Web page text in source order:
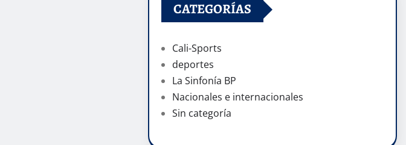
CATEGORÍAS
Cali-Sports
deportes
La Sinfonía BP
Nacionales e internacionales
Sin categoría